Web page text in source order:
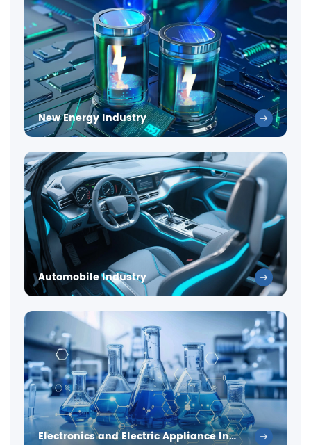
New Energy Industry
Automobile Industry
Electronics and Electric Appliance Industry